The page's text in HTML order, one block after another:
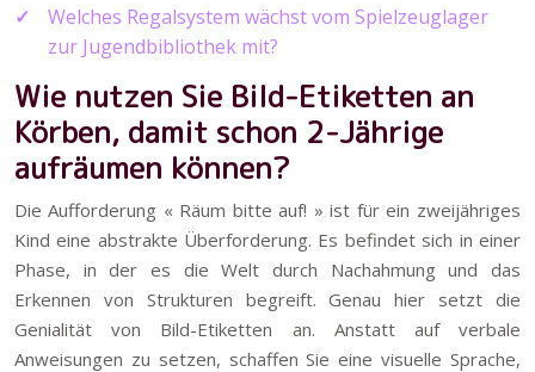
Welches Regalsystem wächst vom Spielzeuglager
zur Jugendbibliothek mit?
Wie nutzen Sie Bild-Etiketten an
Körben, damit schon 2-Jährige
aufräumen können?
Die Aufforderung « Räum bitte auf! » ist für ein zweijähriges
Kind eine abstrakte Überforderung. Es befindet sich in einer
Phase, in der es die Welt durch Nachahmung und das
Erkennen von Strukturen begreift. Genau hier setzt die
Genialität von Bild-Etiketten an. Anstatt auf verbale
Anweisungen zu setzen, schaffen Sie eine visuelle Sprache,